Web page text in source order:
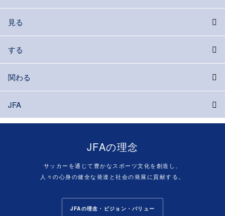
見る
する
関わる
JFA
JFAの理念
サッカーを通じて豊かなスポーツ文化を創造し、
人々の心身の健全な発達と社会の発展に貢献する。
JFAの理念・ビジョン・バリュー